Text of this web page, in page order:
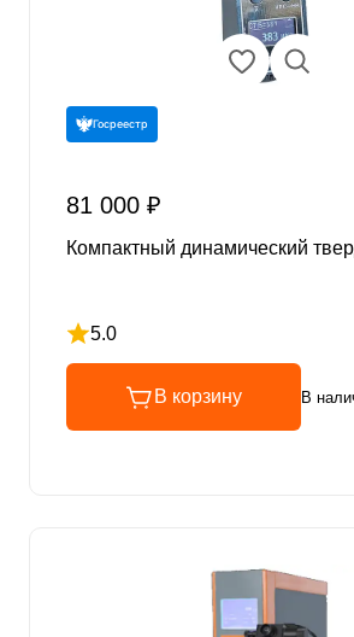
Госреестр
81 000 ₽
Компактный динамический
5.0
Рейтинг 5 из 5
В корзину В